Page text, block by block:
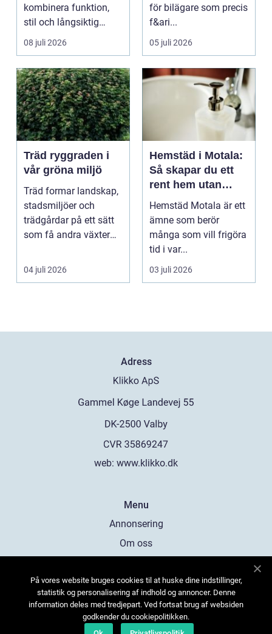
kombinera funktion,
stil och långsiktig
ekonomi i samma p...
08 juli 2026
för bilägare som precis
f&ari...
05 juli 2026
Träd ryggraden i
vår gröna miljö
Träd formar landskap,
stadsmiljöer och
trädgårdar på ett sätt
som få andra växter
04 juli 2026
Hemstäd i Motala:
Så skapar du ett
rent hem utan
stress
Hemstäd Motala är ett
ämne som berör
många som vill frigöra
tid i var...
03 juli 2026
Adress
web: www.klikko.dk
Menu
Annonsering
Om oss
Kontakta oss
Sitemap
På vores website bruges cookies til at huske dine indstillinger,
statistik og personalisering af indhold og annoncer. Denne
information deles med tredjepart. Ved fortsat brug af websiden
godkender du cookiepolitikken.